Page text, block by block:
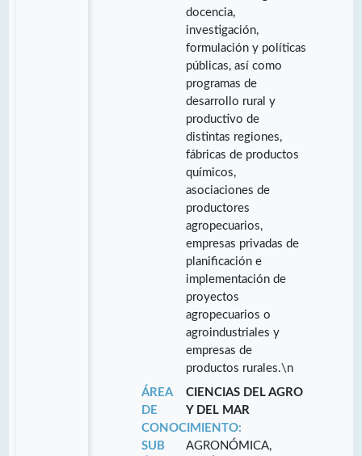
docencia,
investigación,
formulación y políticas
públicas, así como
programas de
desarrollo rural y
productivo de
distintas regiones,
fábricas de productos
químicos,
asociaciones de
productores
agropecuarios,
empresas privadas de
planificación e
implementación de
proyectos
agropecuarios o
agroindustriales y
empresas de
productos rurales.\n
ÁREA
DE
CONOCIMIENTO:
CIENCIAS DEL AGRO
Y DEL MAR
SUB
AGRONÓMICA,